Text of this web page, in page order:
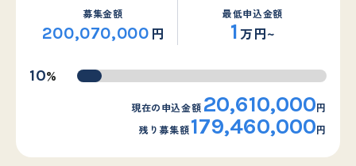
募集金額
200,070,000 円
最低申込金額
1万円~
10%
現在の申込金額 20,610,000円
残り募集額179,460,000円